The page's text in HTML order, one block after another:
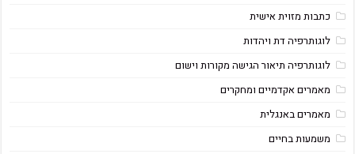
כתבות מזוית אישית
לוגותרפיה דת ויהדות
לוגותרפיה תיאור הגישה מקורות וישום
מאמרים אקדמיים ומחקרים
מאמרים באנגלית
משמעות בחיים